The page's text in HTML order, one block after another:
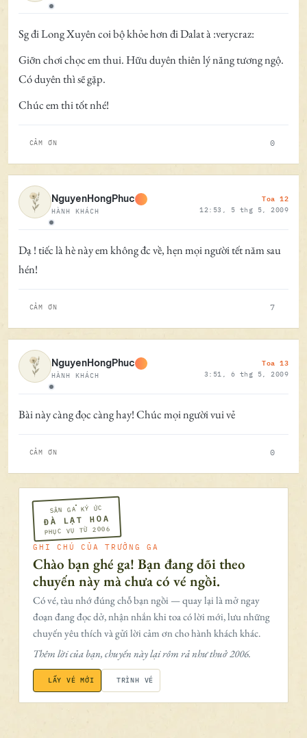
Ngoại tuyến
Sg đi Long Xuyên coi bộ khỏe hơn đi Dalat à :verycraz:
Giỡn chơi chọc em thui. Hữu duyên thiên lý năng tương ngộ.
Có duyên thì sẽ gặp.
Chúc em thi tốt nhé!
CẢM ƠN 0
Ngoại tuyến
NguyenHongPhuc
HÀNH KHÁCH
Toa 12
12:53, 5 thg 5, 2009
Dạ ! tiếc là hè này em không đc về, hẹn mọi người tết năm sau
hén!
CẢM ƠN 7
Ngoại tuyến
NguyenHongPhuc
HÀNH KHÁCH
Toa 13
3:51, 6 thg 5, 2009
Bài này càng đọc càng hay! Chúc mọi người vui vẻ
CẢM ƠN 0
SÂN GA KÝ ỨC
ĐÀ LẠT HOA
PHỤC VỤ TỪ 2006
GHI CHÚ CỦA TRƯỞNG GA
Chào bạn ghé ga! Bạn đang dõi theo
chuyến này mà chưa có vé ngồi.
Có vé, tàu nhớ đúng chỗ bạn ngồi — quay lại là mở ngay
đoạn đang đọc dở, nhận nhắn khi toa có lời mới, lưu những
chuyến yêu thích và gửi lời cảm ơn cho hành khách khác.
Thêm lời của bạn, chuyến này lại rôm rả như thuở 2006.
LẤY VÉ MỚI TRÌNH VÉ